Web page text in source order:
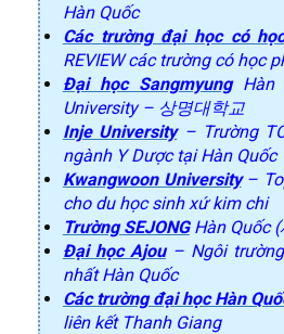
Hàn Quốc
Các trường đại học có
REVIEW các trường có học
Đại học SangmyungHàn
University – 상명대학교
Inje University– Trường
ngành Y Dược tại Hàn Quốc
Kwangwoon University–
cho du học sinh xứ kim chi
Trường SEJONGHàn Quốc
Đại học Ajou– Ngôi
nhất Hàn Quốc
Các trường đại học Hàn
liên kết Thanh Giang